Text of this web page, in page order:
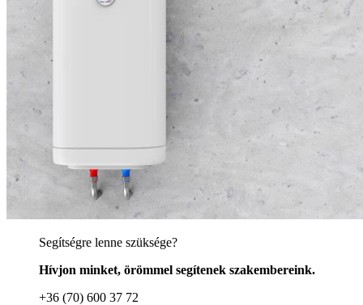
Segítségre lenne szüksége?
Hívjon minket, örömmel segítenek szakembereink.
+36 (70) 600 37 72